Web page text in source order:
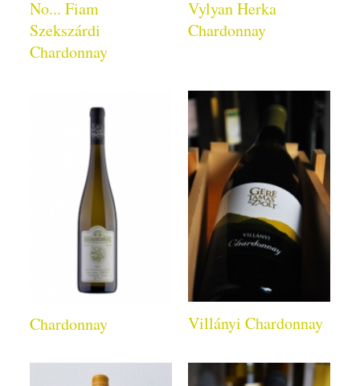
No... Fiam
Szekszárdi
Chardonnay
Vylyan Herka
Chardonnay
Chardonnay Villányi Chardonnay